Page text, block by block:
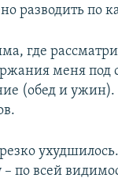
разводить по
где
меня под
(обед и
по всей